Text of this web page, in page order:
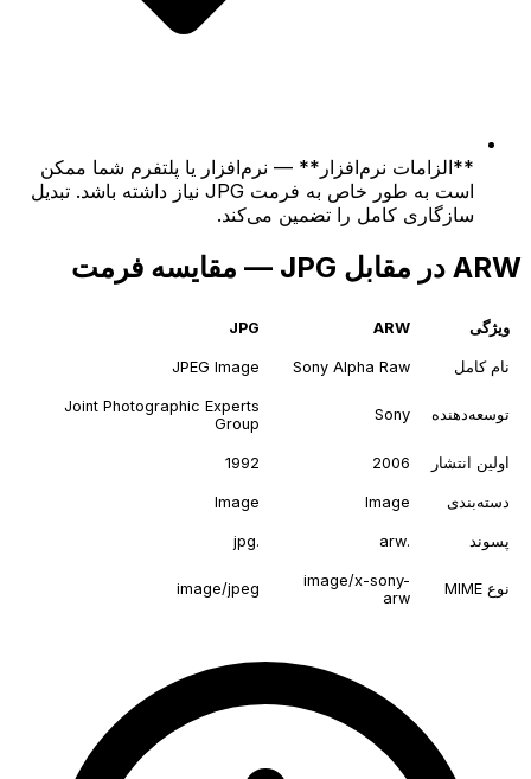
**الزامات نرم‌افزار** — نرم‌افزار یا پلتفرم شما ممکن
است به طور خاص به فرمت JPG نیاز داشته باشد. تبدیل
سازگاری کامل را تضمین می‌کند.
ARW در مقابل JPG — مقایسه فرمت
ویژگی ARW
JPG
نام کامل Sony Alpha Raw
JPEG Image
توسعه‌دهنده Sony
Joint Photographic Experts
Group
اولین انتشار 2006
1992
دسته‌بندی Image
Image
پسوند .arw
.jpg
نوع MIME
image/x-sony-
arw
image/jpeg